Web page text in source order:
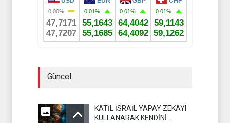
Güncel
KATİL İSRAİL YAPAY ZEKAYI
KULLANARAK KENDİNİ